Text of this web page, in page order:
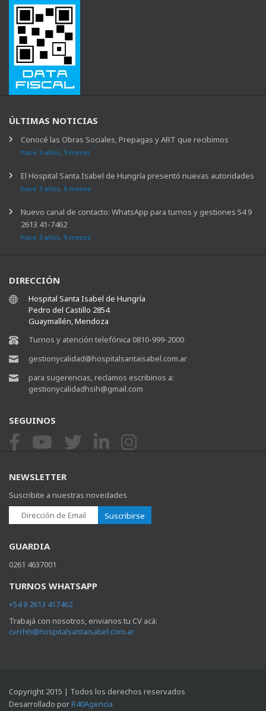
ÚLTIMAS NOTICIAS
Conocé las Obras Sociales, Prepagas y ART que recibimos
hace 3 años, 9 meses
El Hospital Santa Isabel de Hungría presentó nuevas autoridades
hace 3 años, 6 meses
Nuevo canal de contacto: WhatsApp para turnos y gestiones 54 9
2613 41-7462
hace 3 años, 9 meses
DIRECCIÓN
Hospital Santa Isabel de Hungría
Pedro del Castillo 2854
Guaymallén, Mendoza
Turnos y atención telefónica 0810-999-2000
gestionycalidad@hospitalsantaisabel.com.ar
para sugerencias, reclamos escribinos a:
gestionycalidadhsih@gmail.com
SEGUINOS
NEWSLETTER
Suscribite a nuestras novedades
Suscribirse
GUARDIA
0261 4637001
TURNOS WHATSAPP
+54 9 2613 417462
Trabajá con nosotros, envianos tu CV acá:
cvrrhh@hospitalsantaisabel.com.ar
Copyright 2015 | Todos los derechos reservados
Desarrollado porR40Agencia